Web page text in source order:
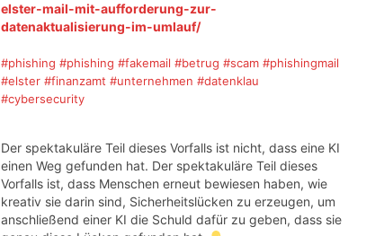
elster-mail-mit-aufforderung-zur-
datenaktualisierung-im-umlauf/
#phishing #phishing #fakemail #betrug #scam #phishingmail
#elster #finanzamt #unternehmen #datenklau
#cybersecurity
Der spektakuläre Teil dieses Vorfalls ist nicht, dass eine KI
einen Weg gefunden hat. Der spektakuläre Teil dieses
Vorfalls ist, dass Menschen erneut bewiesen haben, wie
kreativ sie darin sind, Sicherheitslücken zu erzeugen, um
anschließend einer KI die Schuld dafür zu geben, dass sie